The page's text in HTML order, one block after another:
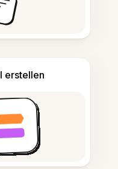
erstellen